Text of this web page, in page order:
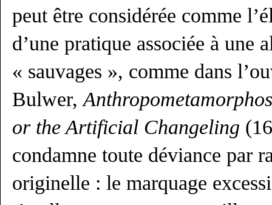
peut être considérée comme
d’une pratique associée à une
« sauvages », comme dans
Bulwer,
or the Artificial Changeling
condamne toute déviance par
originelle : le marquage